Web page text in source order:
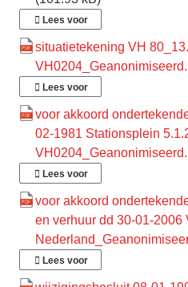
Lees voor
situatietekening VH
Lees voor
voor akkoord
02-1981 Stationsplein
Lees voor
voor akkoord
en verhuur dd 30-01-2006
Lees voor